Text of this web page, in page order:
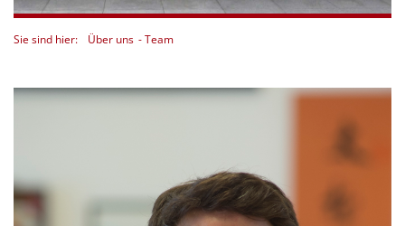
Sie sind hier: Über uns Team